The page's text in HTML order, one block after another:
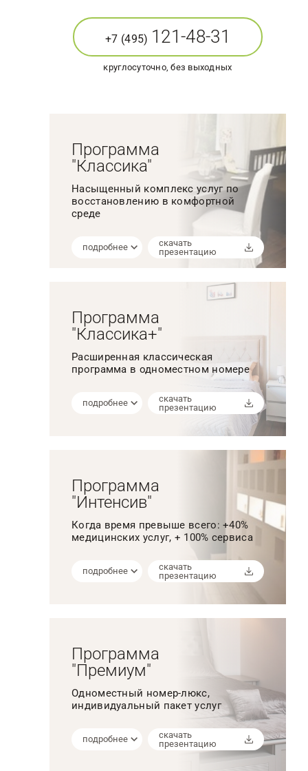
+7 (495) 121-48-31
круглосуточно, без выходных
Программа
"Классика"
Насыщенный комплекс услуг по
восстановлению в комфортной
среде
подробнее
скачать
презентацию
Программа
"Классика+"
Расширенная классическая
программа в одноместном номере
подробнее
скачать
презентацию
Программа
"Интенсив"
Когда время превыше всего: +40%
медицинских услуг, + 100% сервиса
подробнее
скачать
презентацию
Программа
"Премиум"
Одноместный номер-люкс,
индивидуальный пакет услуг
подробнее
скачать
презентацию